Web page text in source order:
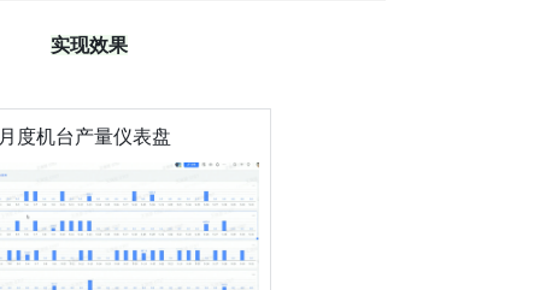
实现效果
月度机台产量仪表盘